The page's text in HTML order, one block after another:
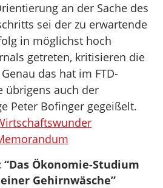
an der Sache des
sei der zu erwartende
in möglichst hoch
getreten, kritisieren die
das hat im FTD-
übrigens auch der
Peter Bofinger gegeißelt.
“Das Ökonomie-Studium
Gehirnwäsche”